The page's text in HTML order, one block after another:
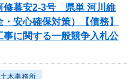
修暮安2-3号 県単 河川維
安心確保対策）【債務】
に関する一般競争入札公
木事務所